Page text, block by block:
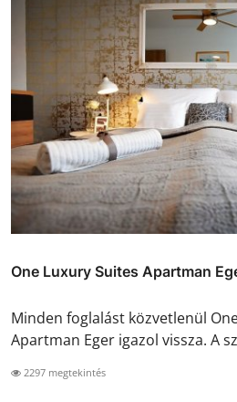
One Luxury Suites Apartman
Minden foglalást közvetlenül
Apartman Eger igazol vissza. A
2297 megtekintés